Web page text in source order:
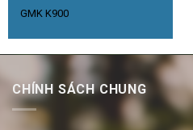
GMK K900
CHÍNH SÁCH CHUNG